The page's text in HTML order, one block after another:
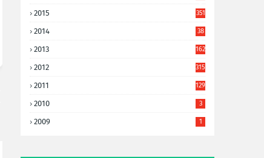
2015 351
2014
38
2013 162
2012 315
2011 129
2010 3
2009 1